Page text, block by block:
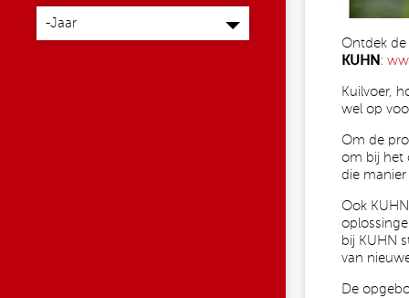
Jaar
-Jaar
Ontdek
KUHN :
Kuilvoer,
wel op
Om de
om bij het
die
Ook
bij KUHN
van
De